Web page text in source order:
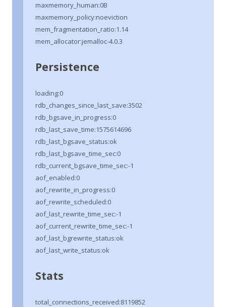
maxmemory_human:0B
maxmemory_policy:noeviction
mem_fragmentation_ratio:1.14
mem_allocator:jemalloc-4.0.3
Persistence
loading:0
rdb_changes_since_last_save:3502
rdb_bgsave_in_progress:0
rdb_last_save_time:1575614696
rdb_last_bgsave_status:ok
rdb_last_bgsave_time_sec:0
rdb_current_bgsave_time_sec:-1
aof_enabled:0
aof_rewrite_in_progress:0
aof_rewrite_scheduled:0
aof_last_rewrite_time_sec:-1
aof_current_rewrite_time_sec:-1
aof_last_bgrewrite_status:ok
aof_last_write_status:ok
Stats
total_connections_received:8119852